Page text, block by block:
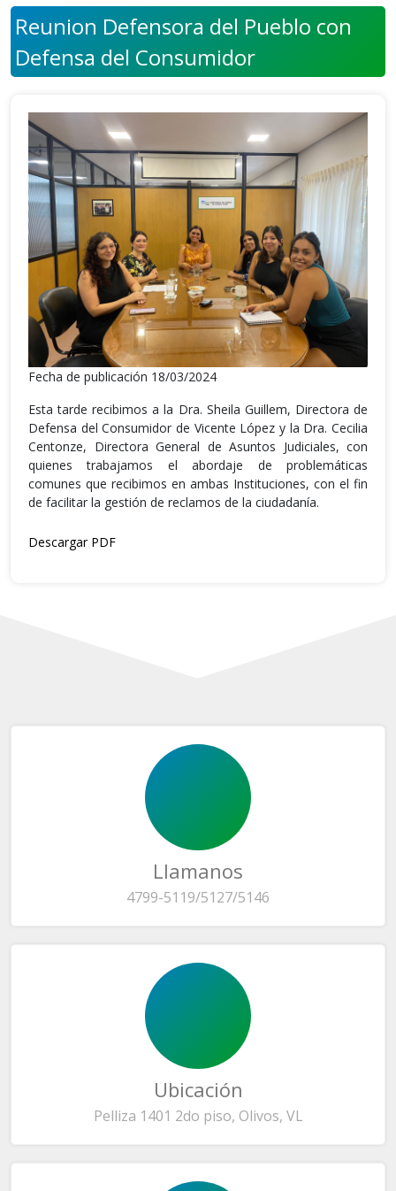
Reunion Defensora del Pueblo con
Defensa del Consumidor
Fecha de publicación 18/03/2024
Esta tarde recibimos a la Dra. Sheila Guillem, Directora de
Defensa del Consumidor de Vicente López y la Dra. Cecilia
Centonze, Directora General de Asuntos Judiciales, con
quienes trabajamos el abordaje de problemáticas
comunes que recibimos en ambas Instituciones, con el fin
de facilitar la gestión de reclamos de la ciudadanía.
Descargar PDF
Llamanos
4799-5119/5127/5146
Ubicación
Pelliza 1401 2do piso, Olivos, VL